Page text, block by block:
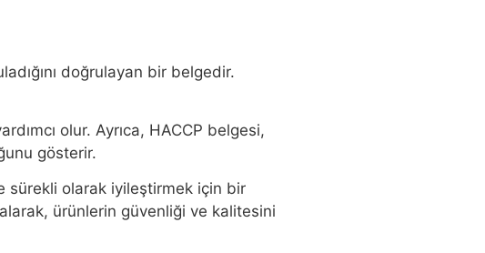
doğrulayan bir belgedir.
olur. Ayrıca, HACCP belgesi,
gösterir.
sürekli olarak iyileştirmek için bir
ürünlerin güvenliği ve kalitesini